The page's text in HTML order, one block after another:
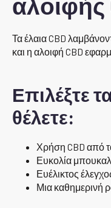
Τα έλαια CBD
και η αλοιφή CBD
Επιλέξτε
θέλετε:
Χρήση CBD από
Ευκολία
Ευέλικτος
Μια καθημερινή